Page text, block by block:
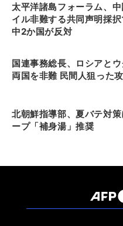
太平洋諸島フォーラム、
イル非難する共同声明採
中2か国が反対
国連事務総長、ロシアと
両国を非難 民間人狙った
北朝鮮指導部、夏バテ対
ープ「補身湯」推奨